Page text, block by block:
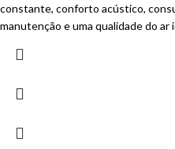
constante, conforto acústico,
manutenção e uma qualidade do ar